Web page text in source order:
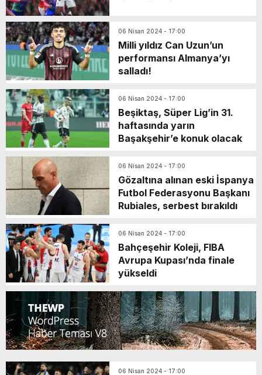
06 Nisan 2024 - 17:00
Milli yıldız Can Uzun’un
performansı Almanya’yı
salladı!
06 Nisan 2024 - 17:00
Beşiktaş, Süper Lig’in 31.
haftasında yarın
Başakşehir’e konuk olacak
06 Nisan 2024 - 17:00
Gözaltına alınan eski İspanya
Futbol Federasyonu Başkanı
Rubiales, serbest bırakıldı
06 Nisan 2024 - 17:00
Bahçeşehir Koleji, FIBA
Avrupa Kupası’nda finale
yükseldi
06 Nisan 2024 - 17:00